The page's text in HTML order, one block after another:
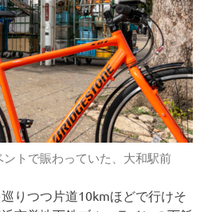
ントで賑わっていた、大和駅前
りつつ片道10kmほどで行けそ